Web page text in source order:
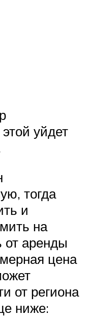
уйдет
тогда
и
на
от аренды
цена
от региона
ниже: